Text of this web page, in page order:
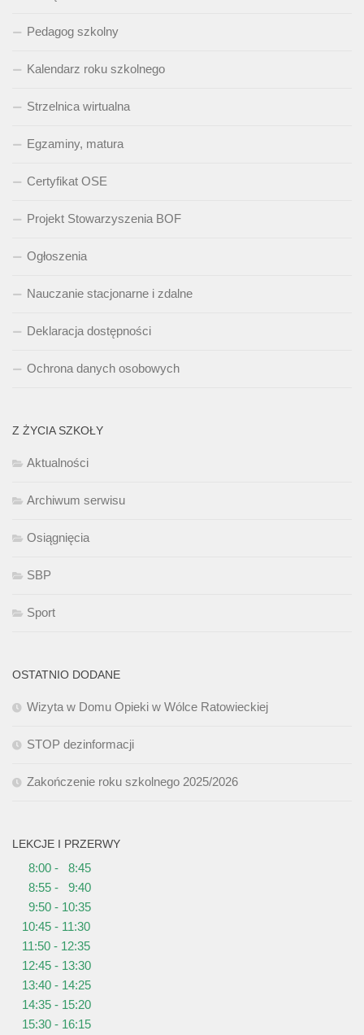
Pedagog szkolny
Kalendarz roku szkolnego
Strzelnica wirtualna
Egzaminy, matura
Certyfikat OSE
Projekt Stowarzyszenia BOF
Ogłoszenia
Nauczanie stacjonarne i zdalne
Deklaracja dostępności
Ochrona danych osobowych
Z ŻYCIA SZKOŁY
Aktualności
Archiwum serwisu
Osiągnięcia
SBP
Sport
OSTATNIO DODANE
Wizyta w Domu Opieki w Wólce Ratowieckiej
STOP dezinformacji
Zakończenie roku szkolnego 2025/2026
LEKCJE I PRZERWY
8:00 - 8:45
8:55 - 9:40
9:50 - 10:35
10:45 - 11:30
11:50 - 12:35
12:45 - 13:30
13:40 - 14:25
14:35 - 15:20
15:30 - 16:15